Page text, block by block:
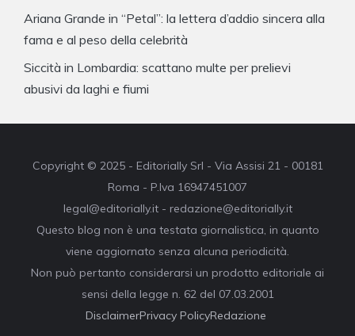
Ariana Grande in “Petal”: la lettera d’addio sincera alla
fama e al peso della celebrità
Siccità in Lombardia: scattano multe per prelievi
abusivi da laghi e fiumi
Copyright © 2025 - Editorially Srl - Via Assisi 21 - 00181
Roma - P.Iva 16947451007
legal@editorially.it - redazione@editorially.it
Questo blog non è una testata giornalistica, in quanto
viene aggiornato senza alcuna periodicità.
Non può pertanto considerarsi un prodotto editoriale ai
sensi della legge n. 62 del 07.03.2001
DisclaimerPrivacy PolicyRedazione